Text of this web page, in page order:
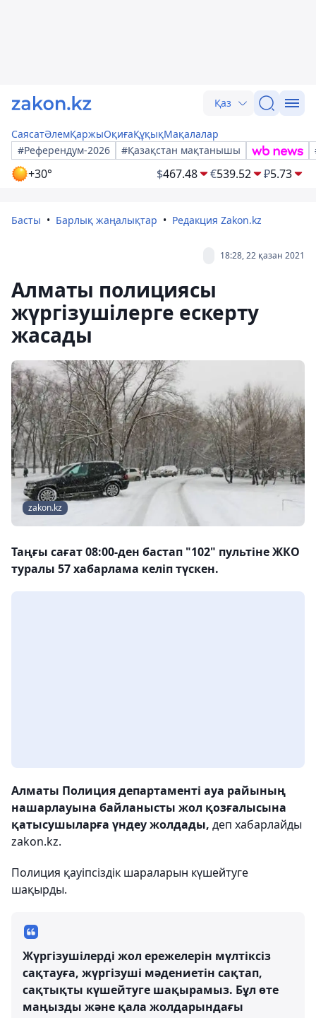
Қаз
СаясатӘлемҚаржыОқиғаҚұқықМақалалар
#Референдум-2026
#Қазақстан мақтанышы
+30° $467.48 €539.52 ₽5.73
Басты Барлық жаңалықтар Редакция Zakon.kz
18:28, 22 қазан 2021
Алматы полициясы
жүргізушілерге ескерту
жасады
zakon.kz
Таңғы сағат 08:00-ден бастап "102" пультіне ЖКО
туралы 57 хабарлама келіп түскен.
Алматы Полиция департаменті ауа райының
нашарлауына байланысты жол қозғалысына
қатысушыларға үндеу жолдады, деп хабарлайды
zakon.kz.
Полиция қауіпсіздік шараларын күшейтуге
шақырды.
Жүргізушілерді жол ережелерін мүлтіксіз
сақтауға, жүргізуші мәдениетін сақтап,
сақтықты күшейтуге шақырамыз. Бұл өте
маңызды және қала жолдарындағы